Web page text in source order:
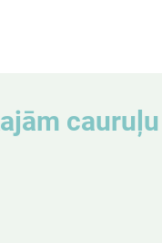
cauruļu